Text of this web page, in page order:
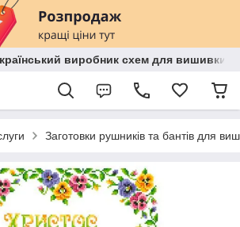
виробник схем для вишивки
Заготовки рушників та бантів для